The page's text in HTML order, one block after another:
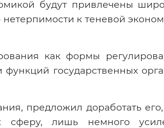
будут привлечены
к теневой
как формы
государственных
предложил доработать его,
сферу, лишь немного